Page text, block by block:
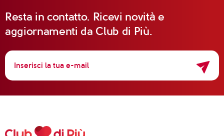
Resta in contatto. Ricevi novità e
aggiornamenti da Club di Più.